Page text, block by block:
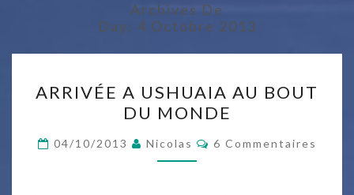
Archives De
Day: 4 Octobre 2013
A
USHUAIA
AU
BOUT
ARRIVÉE A USHUAIA AU BOUT
DU MONDE
04/10/2013 Nicolas Commentaires
6 Commentaires